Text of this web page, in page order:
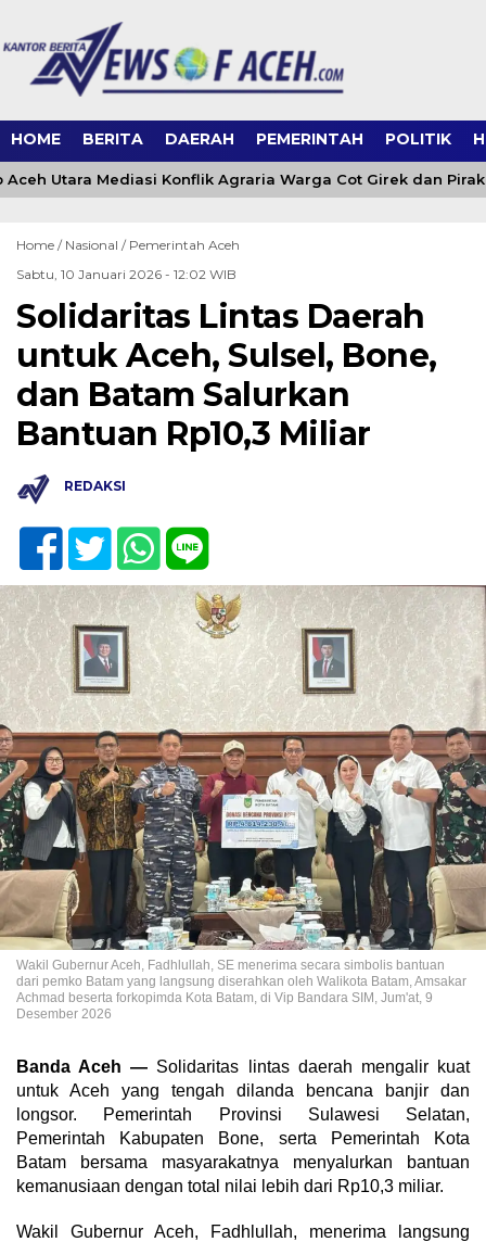
HOME BERITA DAERAH PEMERINTAH POLITIK
Utara Mediasi Konflik Agraria Warga Cot Girek dan Pirak
Home / Nasional / Pemerintah Aceh
Sabtu, 10 Januari 2026 - 12:02 WIB
Solidaritas Lintas Daerah
untuk Aceh, Sulsel, Bone,
dan Batam Salurkan
Bantuan Rp10,3 Miliar
REDAKSI
Wakil Gubernur Aceh, Fadhlullah, SE menerima secara simbolis bantuan
dari pemko Batam yang langsung diserahkan oleh Walikota Batam, Amsakar
Achmad beserta forkopimda Kota Batam, di Vip Bandara SIM, Jum'at, 9
Desember 2026
Banda Aceh — Solidaritas lintas daerah mengalir kuat
untuk Aceh yang tengah dilanda bencana banjir dan
longsor. Pemerintah Provinsi Sulawesi Selatan,
Pemerintah Kabupaten Bone, serta Pemerintah Kota
Batam bersama masyarakatnya menyalurkan bantuan
kemanusiaan dengan total nilai lebih dari Rp10,3 miliar.
Wakil Gubernur Aceh, Fadhlullah, menerima langsung